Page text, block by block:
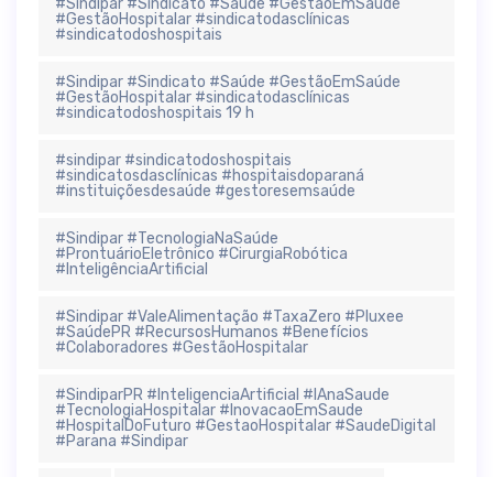
#GestãoHospitalar #sindicatodasclínicas
#sindicatodoshospitais
#Sindipar #Sindicato #Saúde #GestãoEmSaúde
#GestãoHospitalar #sindicatodasclínicas
#sindicatodoshospitais 19 h
#sindipar #sindicatodoshospitais
#sindicatosdasclínicas #hospitaisdoparaná
#instituiçõesdesaúde #gestoresemsaúde
#Sindipar #TecnologiaNaSaúde
#ProntuárioEletrônico #CirurgiaRobótica
#InteligênciaArtificial
#Sindipar #ValeAlimentação #TaxaZero #Pluxee
#SaúdePR #RecursosHumanos #Benefícios
#Colaboradores #GestãoHospitalar
#SindiparPR #InteligenciaArtificial #IAnaSaude
#TecnologiaHospitalar #InovacaoEmSaude
#HospitalDoFuturo #GestaoHospitalar #SaudeDigital
#Parana #Sindipar